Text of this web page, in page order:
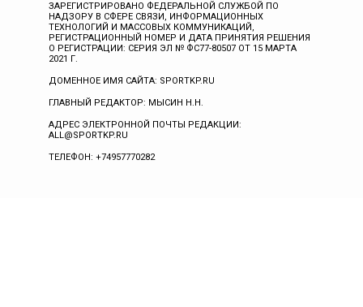
ЗАРЕГИСТРИРОВАНО ФЕДЕРАЛЬНОЙ СЛУЖБОЙ ПО
НАДЗОРУ В СФЕРЕ СВЯЗИ, ИНФОРМАЦИОННЫХ
ТЕХНОЛОГИЙ И МАССОВЫХ КОММУНИКАЦИЙ,
РЕГИСТРАЦИОННЫЙ НОМЕР И ДАТА ПРИНЯТИЯ РЕШЕНИЯ
О РЕГИСТРАЦИИ: СЕРИЯ ЭЛ № ФС77-80507 ОТ 15 МАРТА
2021 Г.
ДОМЕННОЕ ИМЯ САЙТА: SPORTKP.RU
ГЛАВНЫЙ РЕДАКТОР: МЫСИН Н.Н.
АДРЕС ЭЛЕКТРОННОЙ ПОЧТЫ РЕДАКЦИИ:
ALL@SPORTKP.RU
ТЕЛЕФОН: +74957770282